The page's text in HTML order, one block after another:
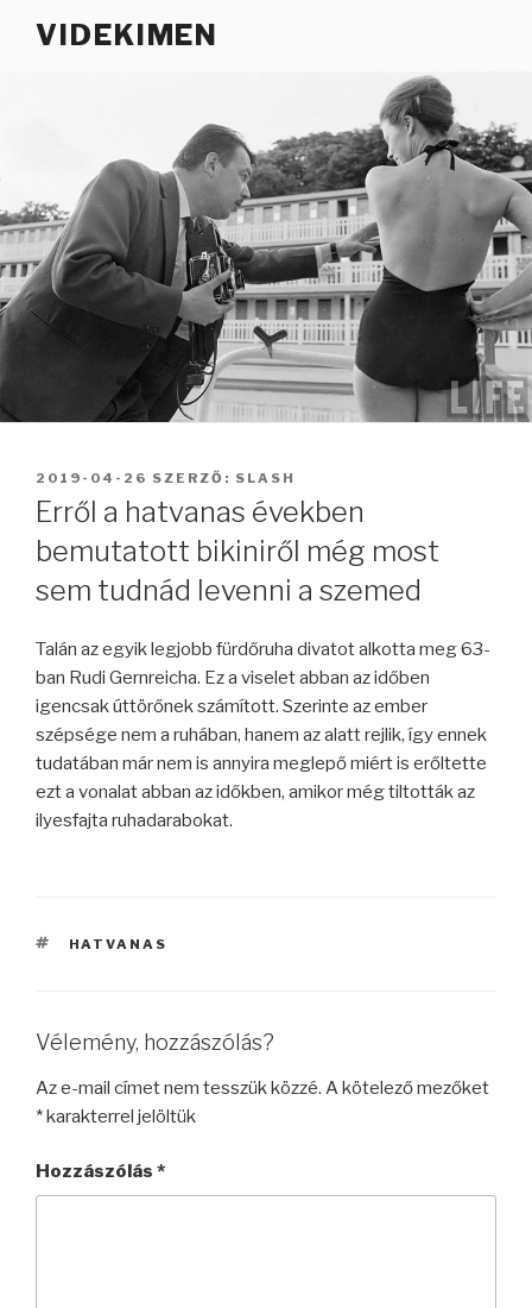
VIDEKIMEN
BEKÜLDVE:
2019-04-26 SZERZŐ: SLASH
Erről a hatvanas években
bemutatott bikiniről még most
sem tudnád levenni a szemed
Talán az egyik legjobb fürdőruha divatot alkotta meg 63-
ban Rudi Gernreicha. Ez a viselet abban az időben
igencsak úttörőnek számított. Szerinte az ember
szépsége nem a ruhában, hanem az alatt rejlik, így ennek
tudatában már nem is annyira meglepő miért is erőltette
ezt a vonalat abban az időkben, amikor még tiltották az
ilyesfajta ruhadarabokat.
CÍMKÉK
HATVANAS
Vélemény, hozzászólás?
Az e-mail címet nem tesszük közzé. A kötelező mezőket
*karakterrel jelöltük
Hozzászólás *